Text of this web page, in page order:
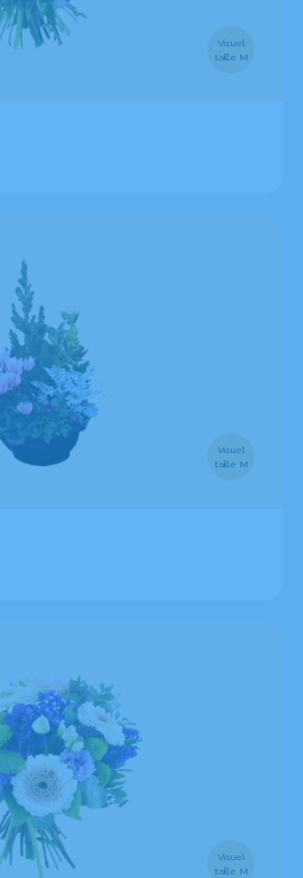
Visuel
taille M
Visuel
taille M
Visuel
taille M